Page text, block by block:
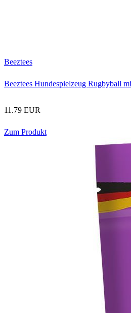
Beeztees
Beeztees Hundespielzeug Rugbyball
11.79 EUR
Zum Produkt